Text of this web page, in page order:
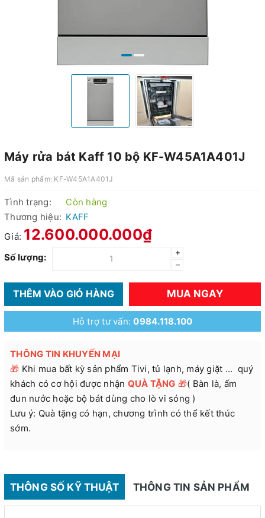
Máy rửa bát Kaff 10 bộ KF-W45A1A401J
Mã sản phẩm: KF-W45A1A401J
Tình trạng:
Còn hàng
Thương hiệu: KAFF
Giá: 12.600.000.000₫
Số lượng:
+
–
THÊM VÀO GIỎ HÀNG MUA NGAY
Hỗ trợ tư vấn:0984.118.100
THÔNG TIN KHUYẾN MẠI
🎁 Khi mua bất kỳ sản phẩm Tivi, tủ lạnh, máy giặt ... quý
khách có cơ hội được nhận QUÀ TẶNG 🎁( Bàn là, ấm
đun nước hoặc bộ bát dùng cho lò vi sóng )
Lưu ý: Quà tặng có hạn, chương trình có thể kết thúc
sớm.
THÔNG SỐ KỸ THUẬT THÔNG TIN SẢN PHẨM